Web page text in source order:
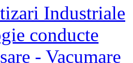
Industriale
conducte
- Vacumare